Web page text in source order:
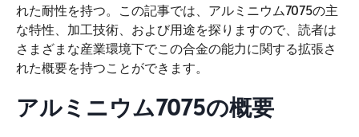
れた耐性を持つ。この記事では、アルミニウム7075の主
な特性、加工技術、および用途を探りますので、読者は
さまざまな産業環境下でこの合金の能力に関する拡張さ
れた概要を持つことができます。
アルミニウム7075の概要